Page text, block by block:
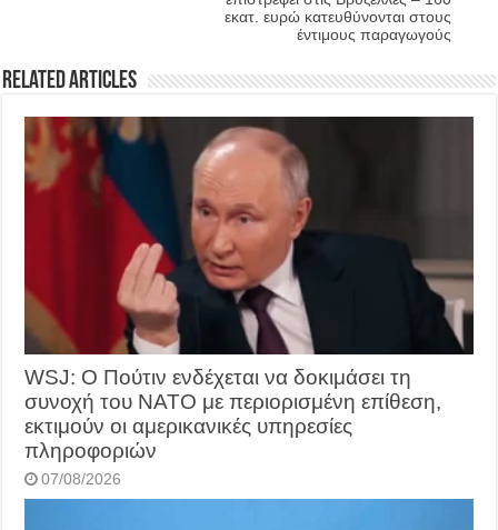
εκατ. ευρώ κατευθύνονται στους
έντιμους παραγωγούς
Related Articles
WSJ: Ο Πούτιν ενδέχεται να δοκιμάσει τη
συνοχή του ΝΑΤΟ με περιορισμένη επίθεση,
εκτιμούν οι αμερικανικές υπηρεσίες
πληροφοριών
07/08/2026